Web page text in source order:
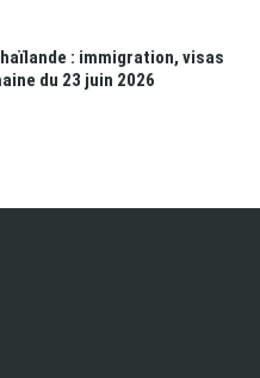
: immigration, visas
du 23 juin 2026